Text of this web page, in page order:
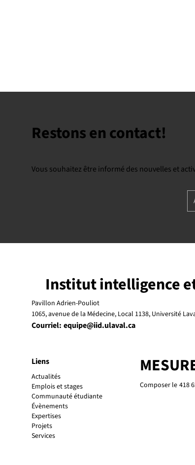
Restons en contact!
Vous souhaitez être informé des nouvelles et
Liens
Actualités
Emplois et stages
Communauté étudiante
Évènements
Expertises
Projets
Services
Composer le 418
Institut intelligence
Pavillon Adrien-Pouliot
1065, avenue de la Médecine, Local 1138, Université
Courriel: equipe@iid.ulaval.ca